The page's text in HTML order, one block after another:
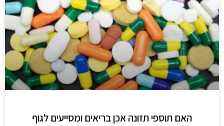
האם תוספי תזונה אכן בריאים ומסייעים לגוף